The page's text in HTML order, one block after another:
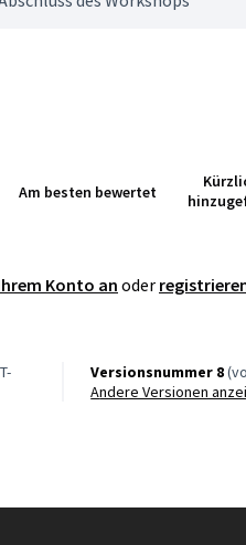
Am besten bewertet
Konto an oder
Versionsnummer 8
Andere Versionen